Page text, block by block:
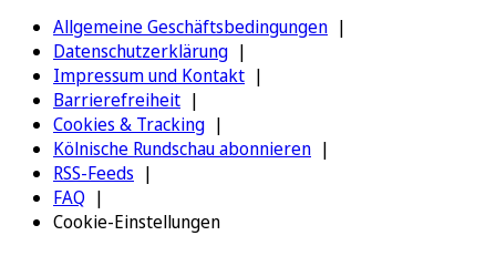
Allgemeine Geschäftsbedingungen
Datenschutzerklärung
Impressum und Kontakt
Barrierefreiheit
Cookies & Tracking
Kölnische Rundschau abonnieren
RSS-Feeds
FAQ
Cookie-Einstellungen